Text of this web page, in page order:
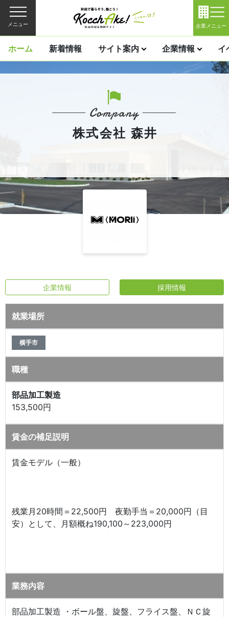
メニュー 企業メニュー
ホーム 新着情報 サイト案内 企業情報 イ
株式会社 森井
企業情報 採用情報
就業場所
横手市
職種
部品加工製造
153,500円
賃金の補足説明
賃金モデル（一般）
残業月20時間＝22,500円 夜勤手当＝20,000円（目
安）として、月額概ね190,100～223,000円
業務内容
部品加工製造 ・ボール盤、旋盤、フライス盤、ＮＣ旋